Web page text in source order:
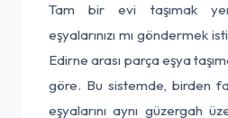
Tam bir evi taşımak
eşyalarınızı mı göndermek
Edirne arası parça eşya
göre. Bu sistemde, birden
eşyalarını aynı güzergah